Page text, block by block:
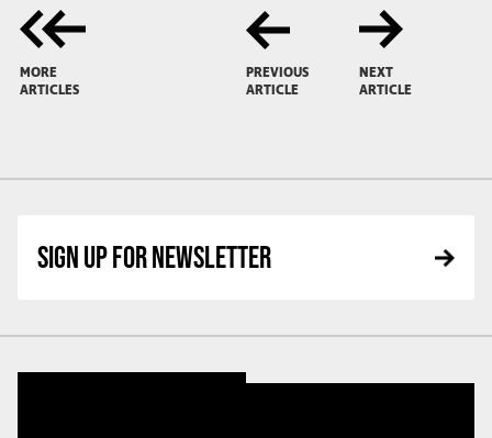
MORE
ARTICLES
PREVIOUS
ARTICLE
NEXT
ARTICLE
SIGN UP FOR NEWSLETTER